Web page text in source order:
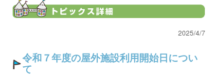
2025/4/7
令和７年度の屋外施設利用開始日につい
て